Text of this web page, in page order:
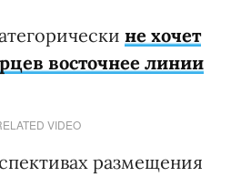
не хочет
восточнее линии
VIDEO
размещения